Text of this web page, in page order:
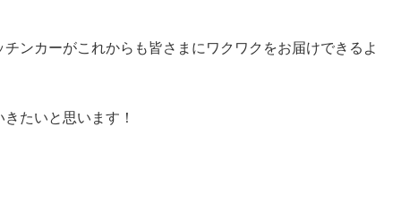
ンカーがこれからも皆さまにワクワクをお届けできるよ
たいと思います！